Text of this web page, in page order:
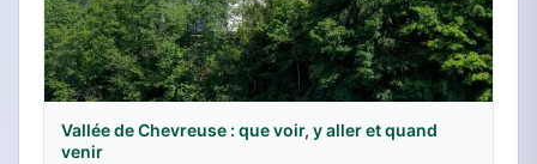
Vallée de Chevreuse : que voir, y aller et quand
venir